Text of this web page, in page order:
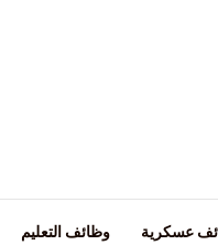
عسكرية وظائف التعليم